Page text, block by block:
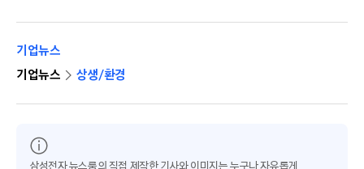
기업뉴스
기업뉴스
상생/환경